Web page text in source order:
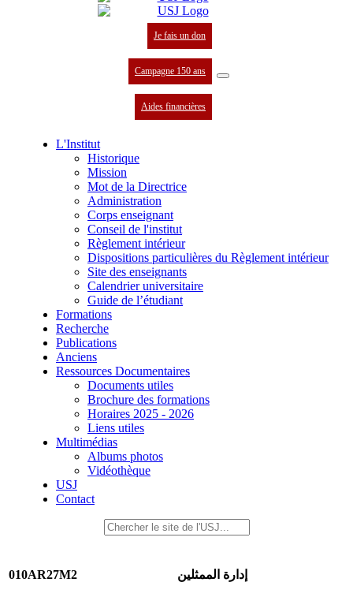
Je fais un don
Campagne 150 ans
Aides financières
L'Institut
Historique
Mission
Mot de la Directrice
Administration
Corps enseignant
Conseil de l'institut
Règlement intérieur
Dispositions particulières du Règlement intérieur
Site des enseignants
Calendrier universitaire
Guide de l’étudiant
Formations
Recherche
Publications
Anciens
Ressources Documentaires
Documents utiles
Brochure des formations
Horaires 2025 - 2026
Liens utiles
Multimédias
Albums photos
Vidéothèque
USJ
Contact
010AR27M2 إدارة الممثلين